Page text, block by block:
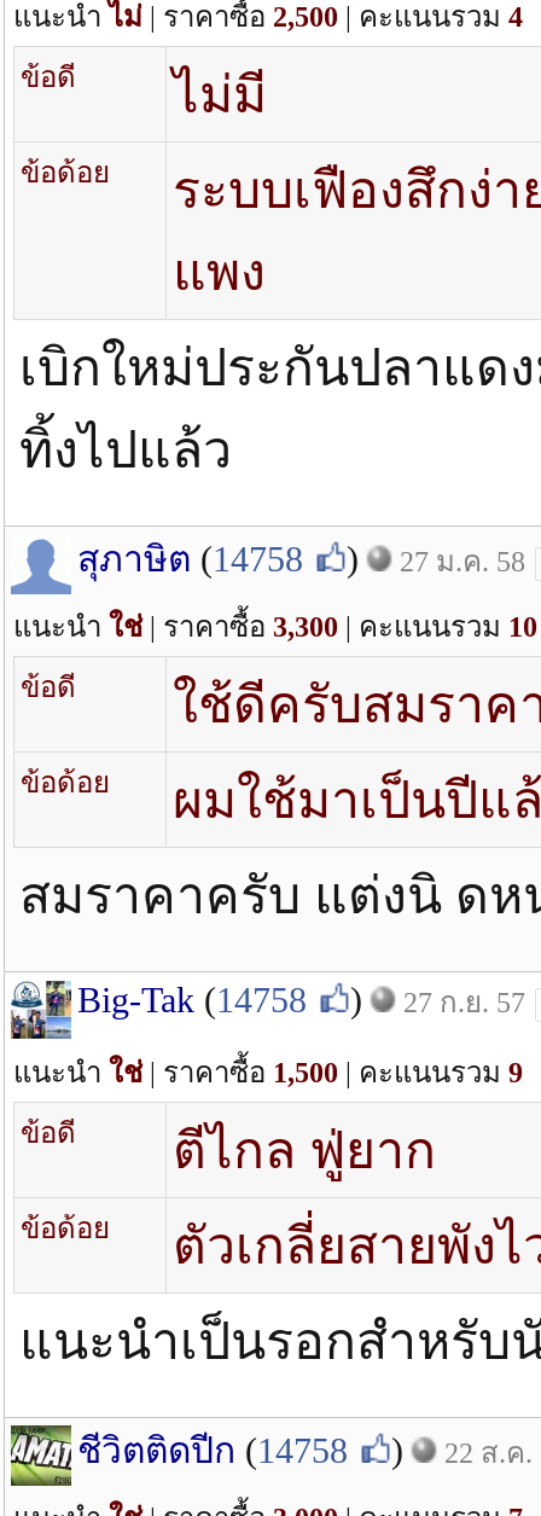
แนะนำไม่ | ราคาซื้อ 2,500 | คะแนนรวม 4
ข้อดี
ไม่มี
ข้อด้อย
ระบบเฟืองสึกง่
แพง
เบิกใหม่ประกันปลาแ
ทิ้งไปแล้ว
สุภาษิต (14758 ) 27 ม.ค. 58
แนะนำ ใช่| ราคาซื้อ 3,300 | คะแนนรวม 10
ข้อดี
ใช้ดีครับสมราค
ข้อด้อย
ผมใช้มาเป็นปีแ
สมราคาครับ แต่งนิ ดห
Big-Tak (14758 ) 27 ก.ย. 57
แนะนำ ใช่| ราคาซื้อ 1,500 | คะแนนรวม 9
ข้อดี
ตีไกล ฟู่ยาก
ข้อด้อย
ตัวเกลี่ยสายพังไ
แนะนำเป็นรอกสำหรั
ชีวิตติดปีก (14758 ) 22 ส.ค.